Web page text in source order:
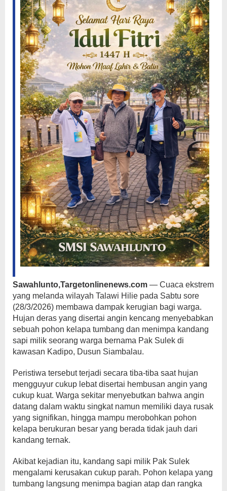
Sawahlunto,Targetonlinenews.com — Cuaca ekstrem
yang melanda wilayah Talawi Hilie pada Sabtu sore
(28/3/2026) membawa dampak kerugian bagi warga.
Hujan deras yang disertai angin kencang menyebabkan
sebuah pohon kelapa tumbang dan menimpa kandang
sapi milik seorang warga bernama Pak Sulek di
kawasan Kadipo, Dusun Siambalau.
Peristiwa tersebut terjadi secara tiba-tiba saat hujan
mengguyur cukup lebat disertai hembusan angin yang
cukup kuat. Warga sekitar menyebutkan bahwa angin
datang dalam waktu singkat namun memiliki daya rusak
yang signifikan, hingga mampu merobohkan pohon
kelapa berukuran besar yang berada tidak jauh dari
kandang ternak.
Akibat kejadian itu, kandang sapi milik Pak Sulek
mengalami kerusakan cukup parah. Pohon kelapa yang
tumbang langsung menimpa bagian atap dan rangka